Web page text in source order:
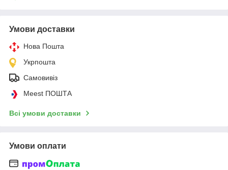
Умови доставки
Нова Пошта
Укрпошта
Самовивіз
Meest ПОШТА
Всі умови доставки
Умови оплати